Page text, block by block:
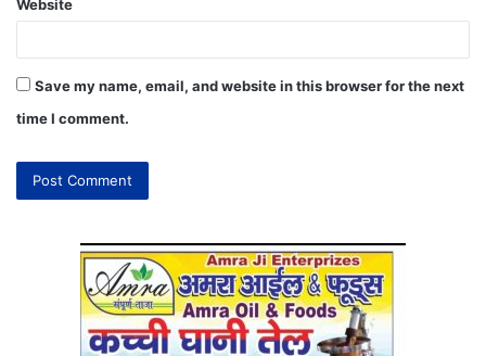
Website
Save my name, email, and website in this browser for the next
time I comment.